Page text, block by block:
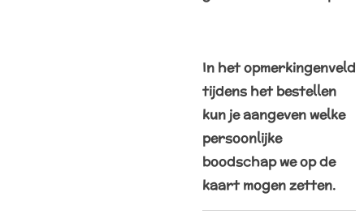
In het opmerkingenveld
tijdens het bestellen
kun je aangeven welke
persoonlijke
boodschap we op de
kaart mogen zetten.